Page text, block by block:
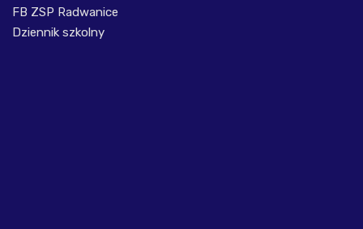
FB ZSP Radwanice
Dziennik szkolny